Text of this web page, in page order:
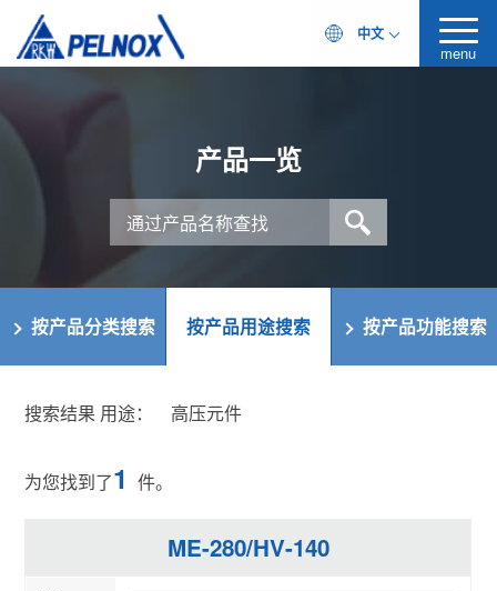
中文
menu
产品一览
按产品分类搜索 按产品用途搜索 按产品功能搜索
搜索结果 用途： 高压元件
为您找到了1 件。
ME-280/HV-140